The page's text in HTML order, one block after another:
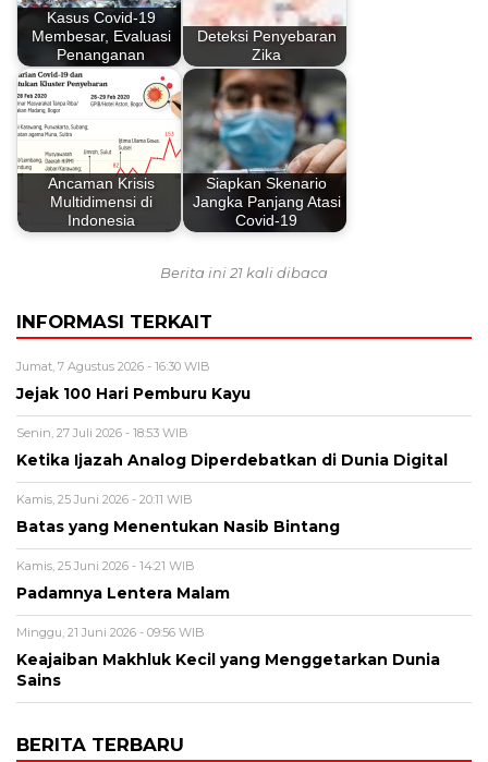
Kasus Covid-19
Membesar, Evaluasi
Penanganan
Deteksi Penyebaran
Zika
Ancaman Krisis
Multidimensi di
Indonesia
Siapkan Skenario
Jangka Panjang Atasi
Covid-19
Berita ini 21 kali dibaca
INFORMASI TERKAIT
Jumat, 7 Agustus 2026 - 16:30 WIB
Jejak 100 Hari Pemburu Kayu
Senin, 27 Juli 2026 - 18:53 WIB
Ketika Ijazah Analog Diperdebatkan di Dunia Digital
Kamis, 25 Juni 2026 - 20:11 WIB
Batas yang Menentukan Nasib Bintang
Kamis, 25 Juni 2026 - 14:21 WIB
Padamnya Lentera Malam
Minggu, 21 Juni 2026 - 09:56 WIB
Keajaiban Makhluk Kecil yang Menggetarkan Dunia
Sains
BERITA TERBARU